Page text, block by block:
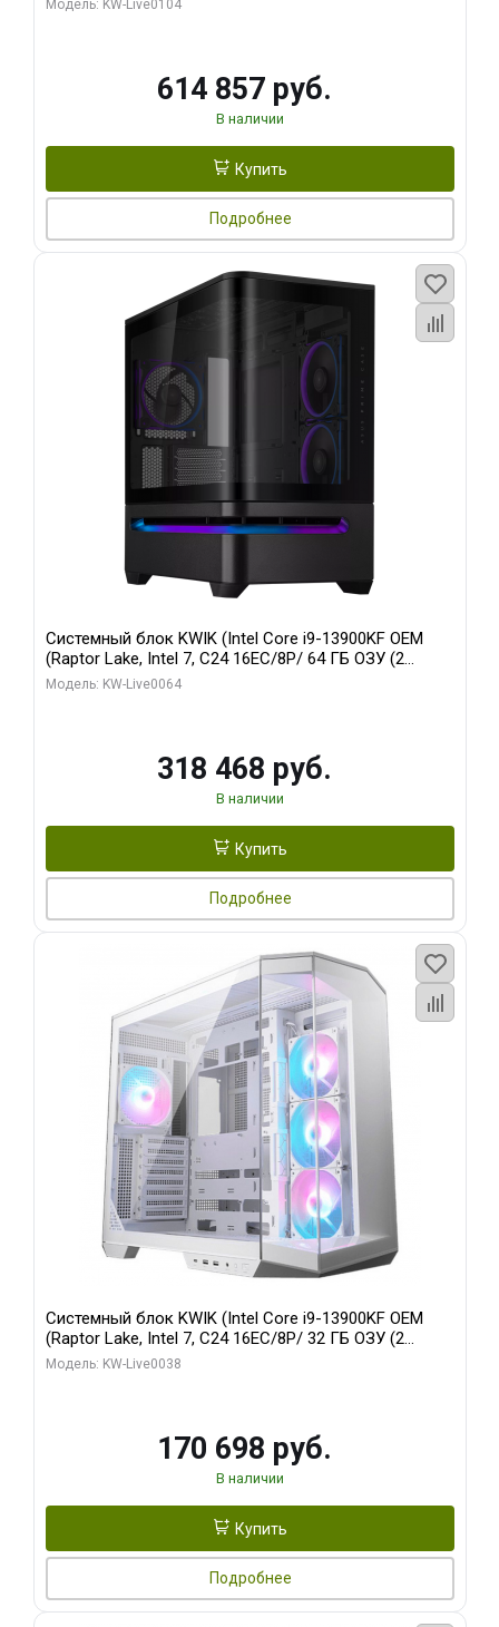
Модель: KW-Live0104
614 857 руб.
В наличии
Купить
Подробнее
Системный блок KWIK (Intel Core i9-13900KF OEM
(Raptor Lake, Intel 7, C24 16EC/8P/ 64 ГБ ОЗУ (2
модуля)/ ASUS RTX5080 PROART OC 16GB GDDR7
Модель: KW-Live0064
318 468 руб.
В наличии
Купить
Подробнее
Системный блок KWIK (Intel Core i9-13900KF OEM
(Raptor Lake, Intel 7, C24 16EC/8P/ 32 ГБ ОЗУ (2
модуля)/ Gigabyte RX9070XT GAMING OC 16GB GDDR6
Модель: KW-Live0038
170 698 руб.
В наличии
Купить
Подробнее